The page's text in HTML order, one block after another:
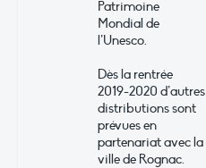
Patrimoine
Mondial de
l’Unesco.
Dès la rentrée
2019-2020 d’autres
distributions sont
prévues en
partenariat avec la
ville de Rognac.